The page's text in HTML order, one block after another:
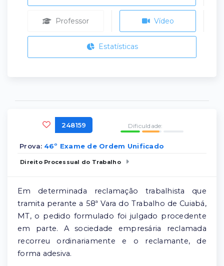
Professor Vídeo
Estatísticas
248159 Dificuldade:
Prova: 46º Exame de Ordem Unificado
Direito Processual do Trabalho
Em determinada reclamação trabalhista que
tramita perante a 58ª Vara do Trabalho de Cuiabá,
MT, o pedido formulado foi julgado procedente
em parte. A sociedade empresária reclamada
recorreu ordinariamente e o reclamante, de
forma adesiva.